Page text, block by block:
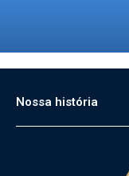
Nossa história